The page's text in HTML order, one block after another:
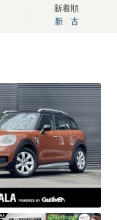
新着順
新
古